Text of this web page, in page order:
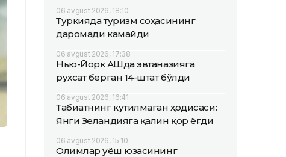
06 avgust 2026, 18:10
Туркияда туризм соҳасининг
даромади камайди
06 avgust 2026, 17:38
Нью-Йорк АҚШда эвтаназияга
рухсат берган 14-штат бўлди
06 avgust 2026, 16:41
Табиатнинг кутилмаган ҳодисаси:
Янги Зеландияга қалин қор ёғди
06 avgust 2026, 15:10
Олимлар Қуёш юзасининг